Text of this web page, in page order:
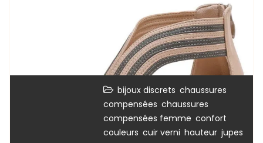
bijoux discrets chaussures
compensées chaussures
compensées femme confort
couleurs cuir verni hauteur jupes